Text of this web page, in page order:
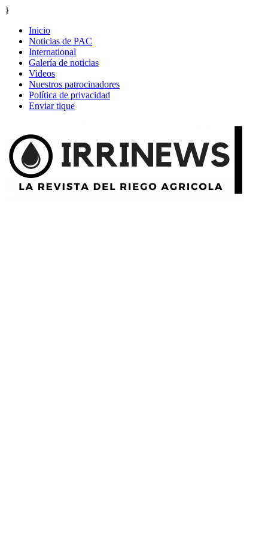
}
Inicio
Noticias de PAC
International
Galería de noticias
Videos
Nuestros patrocinadores
Política de privacidad
Enviar tique